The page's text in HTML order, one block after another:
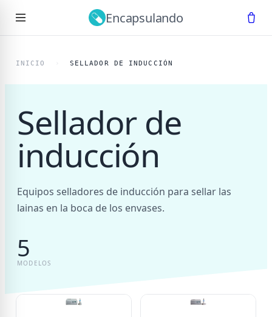
Encapsulando
INICIO SELLADOR DE INDUCCIÓN
Sellador de
inducción
Equipos selladores de inducción para sellar las
lainas en la boca de los envases.
5
MODELOS